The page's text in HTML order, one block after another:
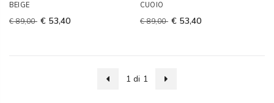
BEIGE
€ 89,00 € 53,40
CUOIO
€ 89,00 € 53,40
1 di 1